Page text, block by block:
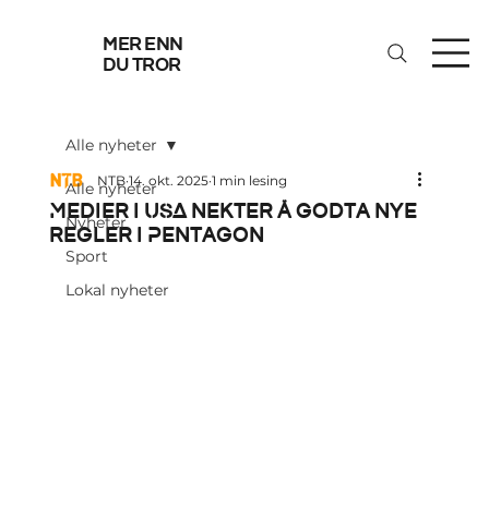
mer enn
du tror
Alle nyheter
Nyheter
Sport
Lokal nyheter
Alle nyheter
Medier i USA nekter å godta nye
regler i Pentagon
NTB 14. okt. 2025 1 min lesing